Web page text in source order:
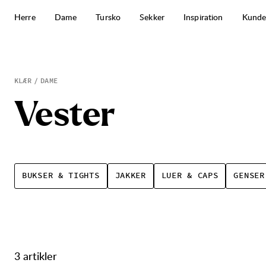
Herre
Dame Tursko Sekker Inspiration
KLÆR DAME
Vester
BUKSER & TIGHTS JAKKER LUER & CAPS GENSER
3 artikler
Produkter